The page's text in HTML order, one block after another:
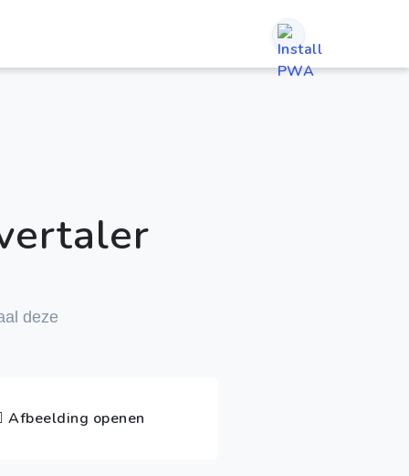
deze
Afbeelding openen